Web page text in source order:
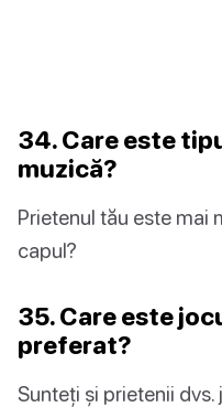
34. Care este
muzică?
Prietenul tău este mai
capul?
35. Care este
preferat?
Sunteți și prietenii